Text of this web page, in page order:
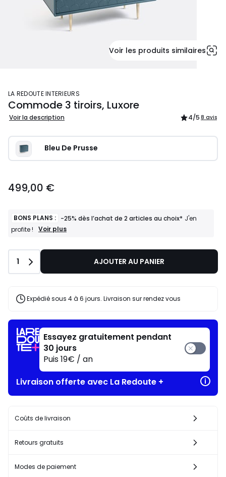
Voir les produits similaires
LA REDOUTE INTERIEURS
Commode 3 tiroirs, Luxore
Voir la description 4/5 8 avis
Bleu De Prusse
499,00 €
BONS PLANS : -25% dès l’achat de 2 articles au choix* J'en
profite !
BONS
-25%
l’achat
articles
profite
!
Voir plus
Quantité
1 AJOUTER AU PANIER
Expédié sous 4 à 6 jours. Livraison sur rendez vous
Essayez gratuitement pendant
30 jours
Puis 19€ / an
Livraison offerte avec La Redoute +
Coûts de livraison
Retours gratuits
Modes de paiement